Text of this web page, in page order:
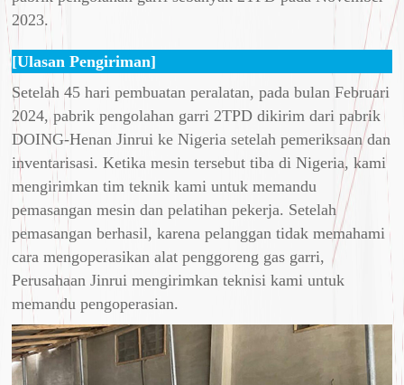
2023.
[Ulasan Pengiriman]
Setelah 45 hari pembuatan peralatan, pada bulan Februari
2024, pabrik pengolahan garri 2TPD dikirim dari pabrik
DOING-Henan Jinrui ke Nigeria setelah pemeriksaan dan
inventarisasi. Ketika mesin tersebut tiba di Nigeria, kami
mengirimkan tim teknik kami untuk memandu
pemasangan mesin dan pelatihan pekerja. Setelah
pemasangan berhasil, karena pelanggan tidak memahami
cara mengoperasikan alat penggoreng gas garri,
Perusahaan Jinrui mengirimkan teknisi kami untuk
memandu pengoperasian.